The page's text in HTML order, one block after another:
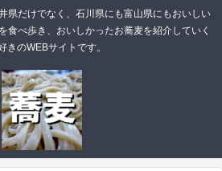
県だけでなく、石川県にも富山県にもおいしい
食べ歩き、おいしかったお蕎麦を紹介していく
きのWEBサイトです。